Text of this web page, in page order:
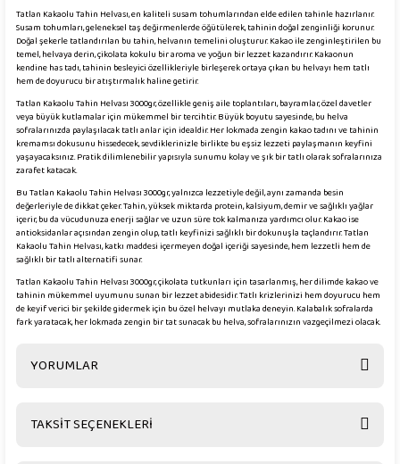
Tatlan Kakaolu Tahin Helvası, en kaliteli susam tohumlarından elde edilen tahinle hazırlanır.
Susam tohumları, geleneksel taş değirmenlerde öğütülerek, tahinin doğal zenginliği korunur.
Doğal şekerle tatlandırılan bu tahin, helvanın temelini oluşturur. Kakao ile zenginleştirilen bu
temel, helvaya derin, çikolata kokulu bir aroma ve yoğun bir lezzet kazandırır. Kakaonun
kendine has tadı, tahinin besleyici özellikleriyle birleşerek ortaya çıkan bu helvayı hem tatlı
hem de doyurucu bir atıştırmalık haline getirir.
Tatlan Kakaolu Tahin Helvası 3000gr, özellikle geniş aile toplantıları, bayramlar, özel davetler
veya büyük kutlamalar için mükemmel bir tercihtir. Büyük boyutu sayesinde, bu helva
sofralarınızda paylaşılacak tatlı anlar için idealdir. Her lokmada zengin kakao tadını ve tahinin
kremamsı dokusunu hissedecek, sevdiklerinizle birlikte bu eşsiz lezzeti paylaşmanın keyfini
yaşayacaksınız. Pratik dilimlenebilir yapısıyla sunumu kolay ve şık bir tatlı olarak sofralarınıza
zarafet katacak.
Bu Tatlan Kakaolu Tahin Helvası 3000gr, yalnızca lezzetiyle değil, aynı zamanda besin
değerleriyle de dikkat çeker. Tahin, yüksek miktarda protein, kalsiyum, demir ve sağlıklı yağlar
içerir, bu da vücudunuza enerji sağlar ve uzun süre tok kalmanıza yardımcı olur. Kakao ise
antioksidanlar açısından zengin olup, tatlı keyfinizi sağlıklı bir dokunuşla taçlandırır. Tatlan
Kakaolu Tahin Helvası, katkı maddesi içermeyen doğal içeriği sayesinde, hem lezzetli hem de
sağlıklı bir tatlı alternatifi sunar.
Tatlan Kakaolu Tahin Helvası 3000gr, çikolata tutkunları için tasarlanmış, her dilimde kakao ve
tahinin mükemmel uyumunu sunan bir lezzet abidesidir. Tatlı krizlerinizi hem doyurucu hem
de keyif verici bir şekilde gidermek için bu özel helvayı mutlaka deneyin. Kalabalık sofralarda
fark yaratacak, her lokmada zengin bir tat sunacak bu helva, sofralarınızın vazgeçilmezi olacak.
YORUMLAR
TAKSİT SEÇENEKLERİ